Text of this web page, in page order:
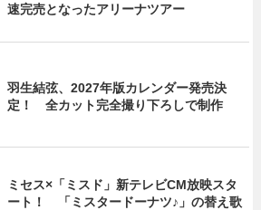
速完売となったアリーナツアー
羽生結弦、2027年版カレンダー発売決
定！ 全カット完全撮り下ろしで制作
ミセス×「ミスド」新テレビCM放映スタ
ート！ 「ミスタードーナツ♪」の替え歌